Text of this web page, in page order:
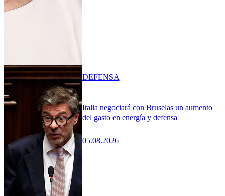
Italia negociará con Bruselas un aumento
del gasto en energía y defensa
05.08.2026
DEFENSA